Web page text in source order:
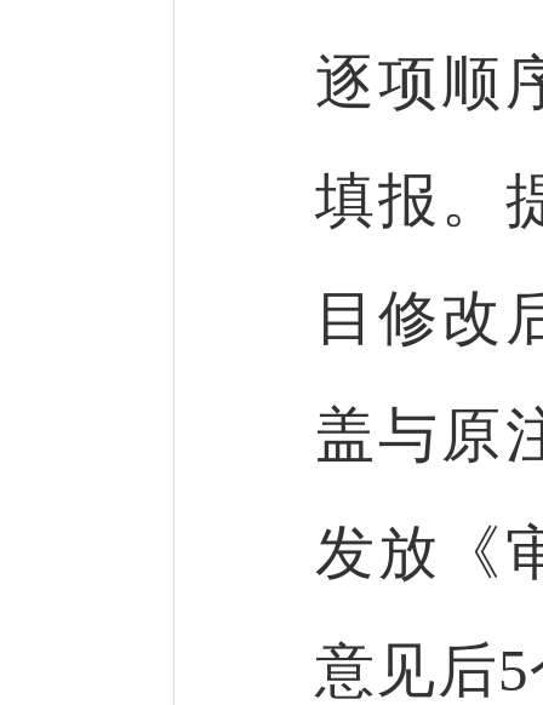
逐项顺
填报。
目修改
盖与原
发放《
意见后